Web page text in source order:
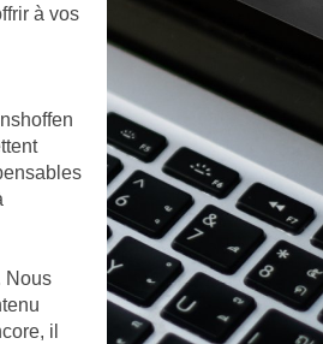
à vos
Nous
il